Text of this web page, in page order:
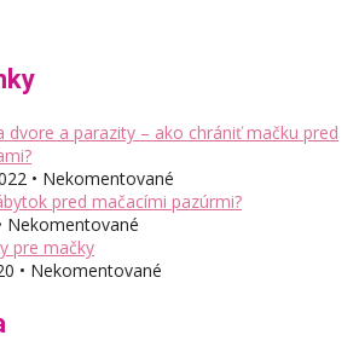
dvore a parazity – ako chrániť mačku pred
• Nekomentované
pred mačacími pazúrmi?
Nekomentované
pre mačky
• Nekomentované